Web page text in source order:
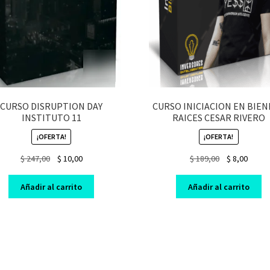
CURSO DISRUPTION DAY
INSTITUTO 11
¡OFERTA!
$247,00
Original
was:
$ 247,00.
$ 10,00Current
is:
$ 10,00.
Añadir al carrito
CURSO INICIACION EN
RAICES CESAR RIVERO
¡OFERTA!
$189,00
Original
was:
$ 189,00.
$ 8,00Current
is:
$ 8,00.
Añadir al carrito